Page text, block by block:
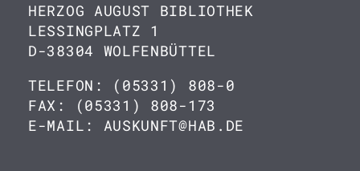
HERZOG AUGUST BIBLIOTHEK
LESSINGPLATZ 1
D-38304 WOLFENBÜTTEL
TELEFON: (05331) 808-0
FAX: (05331) 808-173
E-MAIL: AUSKUNFT@HAB.DE